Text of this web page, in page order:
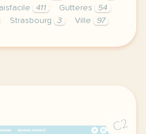
411 Gutteres
54
Strasbourg 3 Ville 97
le retour de la nature
C2